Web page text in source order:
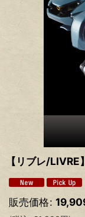
【リブレ/LIVRE
販売価格: